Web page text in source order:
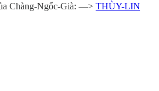
Chàng-Ngốc-Già: —> THÙY-LIN